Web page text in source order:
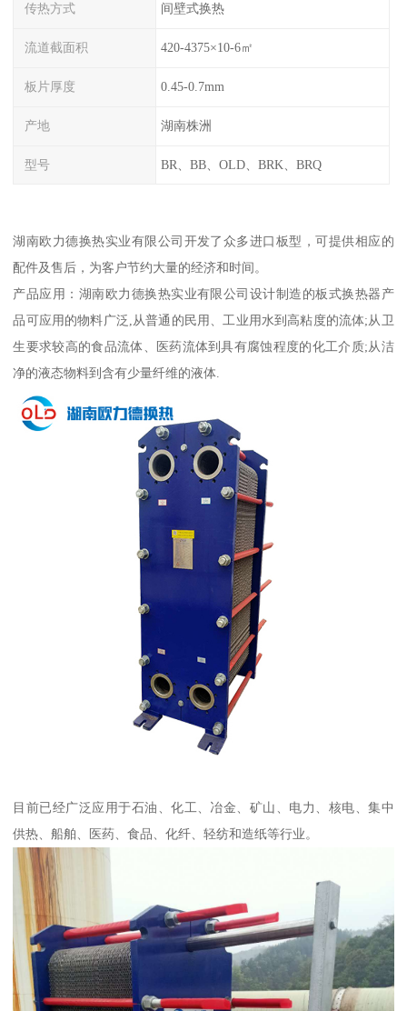
传热方式 间壁式换热
流道截面积 420-4375×10-6㎡
板片厚度 0.45-0.7mm
产地 湖南株洲
型号 BR、BB、OLD、BRK、BRQ
湖南欧力德换热实业有限公司开发了众多进口板型，可提供相应的
配件及售后，为客户节约大量的经济和时间。
产品应用：湖南欧力德换热实业有限公司设计制造的板式换热器产
品可应用的物料广泛,从普通的民用、工业用水到高粘度的流体;从卫
生要求较高的食品流体、医药流体到具有腐蚀程度的化工介质;从洁
净的液态物料到含有少量纤维的液体.
目前已经广泛应用于石油、化工、冶金、矿山、电力、核电、集中
供热、船舶、医药、食品、化纤、轻纺和造纸等行业。